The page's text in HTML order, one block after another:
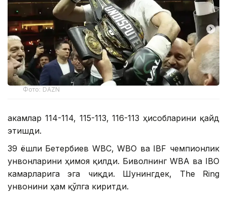
Фото: DAZN
Ҳакамлар 114-114, 115-113, 116-113 ҳисобларини қайд
этишди.
39 ёшли Бетербиев WBC, WBO ва IBF чемпионлик
унвонларини ҳимоя қилди. Биволнинг WBA ва IBO
камарларига эга чиқди. Шунингдек, The Ring
унвонини ҳам қўлга киритди.